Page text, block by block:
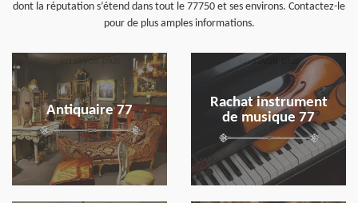
dont la réputation s’étend dans tout le 77750 et ses environs. Contactez-le
pour de plus amples informations.
Antiquaire 77
en savoir plus
Rachat instrument
de musique 77
en savoir plus